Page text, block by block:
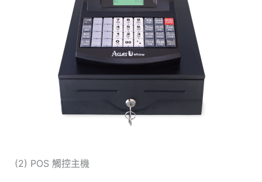
(2) POS 觸控主機